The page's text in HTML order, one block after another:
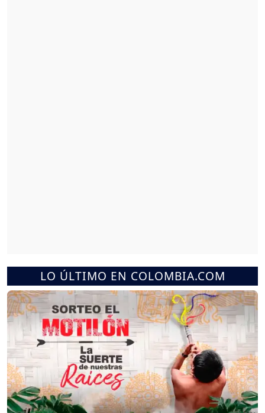
LO ÚLTIMO EN COLOMBIA.COM